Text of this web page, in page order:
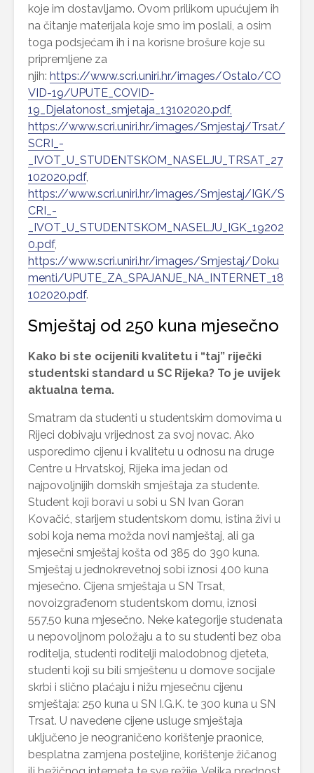
koje im dostavljamo. Ovom prilikom upućujem ih
na čitanje materijala koje smo im poslali, a osim
toga podsjećam ih i na korisne brošure koje su
pripremljene za
njih: https://www.scri.uniri.hr/images/Ostalo/CO
VID-19/UPUTE_COVID-
19_Djelatonost_smjetaja_13102020.pdf,
https://www.scri.uniri.hr/images/Smjestaj/Trsat/
SCRI_-
_IVOT_U_STUDENTSKOM_NASELJU_TRSAT_27
102020.pdf,
https://www.scri.uniri.hr/images/Smjestaj/IGK/S
CRI_-
_IVOT_U_STUDENTSKOM_NASELJU_IGK_19202
0.pdf,
https://www.scri.uniri.hr/images/Smjestaj/Doku
menti/UPUTE_ZA_SPAJANJE_NA_INTERNET_18
102020.pdf.
Smještaj od 250 kuna mjesečno
Kako bi ste ocijenili kvalitetu i “taj” riječki
studentski standard u SC Rijeka? To je uvijek
aktualna tema.
Smatram da studenti u studentskim domovima u
Rijeci dobivaju vrijednost za svoj novac. Ako
usporedimo cijenu i kvalitetu u odnosu na druge
Centre u Hrvatskoj, Rijeka ima jedan od
najpovoljnijih domskih smještaja za studente.
Student koji boravi u sobi u SN Ivan Goran
Kovačić, starijem studentskom domu, istina živi u
sobi koja nema možda novi namještaj, ali ga
mjesečni smještaj košta od 385 do 390 kuna.
Smještaj u jednokrevetnoj sobi iznosi 400 kuna
mjesečno. Cijena smještaja u SN Trsat,
novoizgrađenom studentskom domu, iznosi
557,50 kuna mjesečno. Neke kategorije studenata
u nepovoljnom položaju a to su studenti bez oba
roditelja, studenti roditelji malodobnog djeteta,
studenti koji su bili smještenu u domove socijale
skrbi i slično plaćaju i nižu mjesečnu cijenu
smještaja: 250 kuna u SN I.G.K. te 300 kuna u SN
Trsat. U navedene cijene usluge smještaja
uključeno je neograničeno korištenje praonice,
besplatna zamjena posteljine, korištenje žičanog